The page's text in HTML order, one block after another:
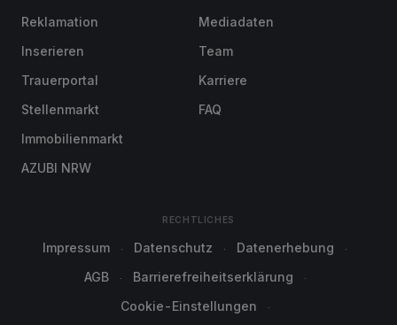
Reklamation
Inserieren
Trauerportal
Stellenmarkt
Immobilienmarkt
AZUBI NRW
Mediadaten
Team
Karriere
FAQ
RECHTLICHES
Impressum Datenschutz
Datenerhebung
AGB
Barrierefreiheitserklärung
Cookie-Einstellungen